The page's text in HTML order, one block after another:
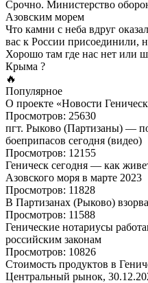
Срочно. Министерство
Азовским морем
Что камни с неба вдруг
вас к России присоединили,
Хорошо там где нас нет или
Крыма ?
🔥
Популярное
О проекте «Новости
Просмотров: 25630
пгт. Рыково (Партизаны) —
боеприпасов сегодня (видео)
Просмотров: 12155
Геническ сегодня — как
Азовского моря в марте 2023
Просмотров: 11828
В Партизанах (Рыково)
Просмотров: 11588
Генические нотариусы
российским законам
Просмотров: 10826
Стоимость продуктов в
Центральный рынок,